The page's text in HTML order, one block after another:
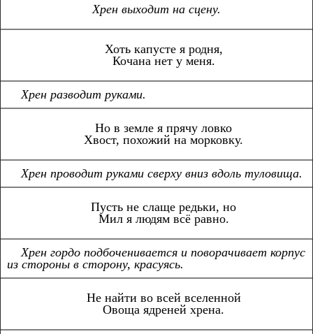
Хрен выходит на сцену.
Хоть капусте я родня,
Кочана нет у меня.
Хрен разводит руками.
Но в земле я прячу ловко
Хвост, похожий на морковку.
Хрен проводит руками сверху вниз вдоль туловища.
Пусть не слаще редьки, но
Мил я людям всё равно.
Хрен гордо подбоченивается и поворачивает корпус
из стороны в сторону, красуясь.
Не найти во всей вселенной
Овоща ядреней хрена.